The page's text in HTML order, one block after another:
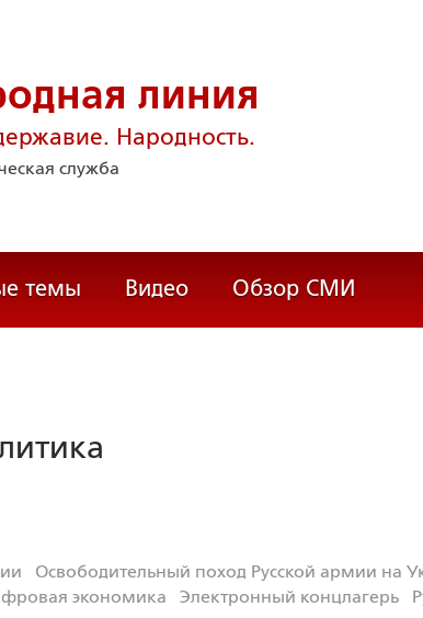
линия
Народность.
служба
темы Видео Обзор СМИ
Освободительный поход Русской армии на
экономика Электронный концлагерь